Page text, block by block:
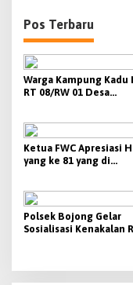
Pos Terbaru
Warga Kampung Kadu
RT 08/RW 01 Desa
Ketua FWC Apresiasi HUT- Ri
yang ke 81 yang di
Polsek Bojong Gelar
Sosialisasi Kenakalan